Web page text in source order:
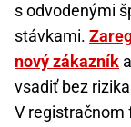
s odvodenými
stávkami.
nový zákazník
vsadiť bez
V registračnom